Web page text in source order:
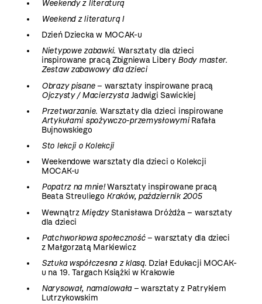
Weekendy z literaturą
Weekend z literaturą I
Dzień Dziecka w MOCAK-u
Nietypowe zabawki. Warsztaty dla dzieci
inspirowane pracą Zbigniewa Libery Body master.
Zestaw zabawowy dla dzieci
Obrazy pisane– warsztaty inspirowane pracą
Ojczysty / MacierzystaJadwigi Sawickiej
Przetwarzanie. Warsztaty dla dzieci inspirowane
Artykułami spożywczo-przemysłowymiRafała
Bujnowskiego
Sto lekcji o Kolekcji
Weekendowe warsztaty dla dzieci o Kolekcji
MOCAK-u
Popatrz na mnie!Warsztaty inspirowane pracą
Beata Streuliego Kraków, październik 2005
Wewnątrz MiędzyStanisława Dróżdża – warsztaty
dla dzieci
Patchworkowa społeczność– warsztaty dla dzieci
z Małgorzatą Markiewicz
Sztuka współczesna z klasą. Dział Edukacji MOCAK-
u na 19. Targach Książki w Krakowie
Narysował, namalowała– warsztaty z Patrykiem
Lutrzykowskim